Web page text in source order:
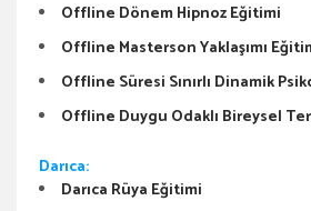
Offline Dönem Hipnoz Eğitimi
Offline Masterson Yaklaşımı
Offline Süresi Sınırlı Dinamik
Offline Duygu Odaklı Bireysel
Darıca:
Darıca Rüya Eğitimi